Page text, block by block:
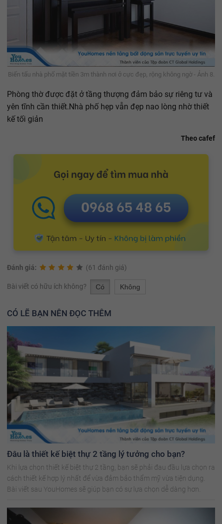
Biến tấu nhà phố mặt tiền 3m thành nơi ở cực đẹp, rộng không ngờ - Ảnh 8.
Phòng thờ được đặt ở tầng thượng đảm bảo sự riêng tư và
yên tĩnh cần thiết.Nhà phố hẹp vẫn đẹp nao lòng nhờ thiết
kế tối giản
Theo cafef
Đánh giá: (61 đánh giá)
Bài viết có hữu ích không? Có Không
CÓ LẼ BẠN NÊN ĐỌC THÊM
Đâu là thiết kế biệt thự 2 tầng lý tưởng cho bạn?
Khi lựa chọn thiết kế biệt thự 2 tầng, bạn sẽ phải đau đầu lựa chọn ra
cách thiết kế hợp lý nhất để vừa đảm bảo thẩm mỹ vừa tiện dụng.
Bài viết sau YouHomes sẽ giúp bạn có sự lựa chọn dễ dàng hơn.